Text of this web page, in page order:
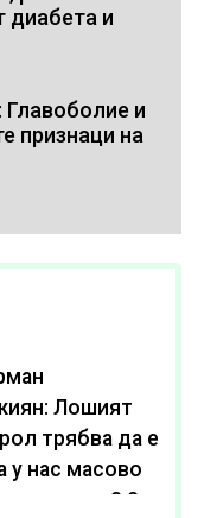
диабета и
и
признаци на
Лошият
трябва да е
у нас масово
с нива от 3,2